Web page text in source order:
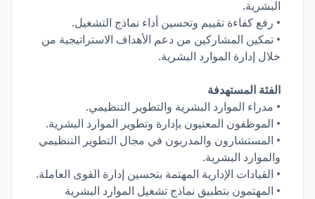
البشرية.
• رفع كفاءة تقييم وتحسين أداء نماذج التشغيل.
• تمكين المشاركين من دعم الأهداف الاستراتيجية من
خلال إدارة الموارد البشرية.
الفئة المستهدفة
• مدراء الموارد البشرية والتطوير التنظيمي.
• الموظفون المعنيون بإدارة وتطوير الموارد البشرية.
• المستشارون والمدربون في مجال التطوير التنظيمي
والموارد البشرية.
• القيادات الإدارية المهتمة بتحسين إدارة القوى العاملة.
• المهتمون بتطبيق نماذج تشغيل الموارد البشرية